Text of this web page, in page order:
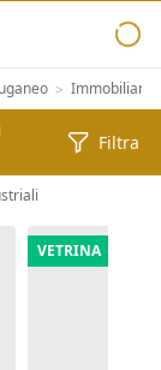
> Immobiliari
Filtra
VETRINA